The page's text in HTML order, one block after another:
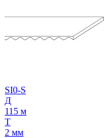
SI0-S
Д
115 м
Т
2 мм